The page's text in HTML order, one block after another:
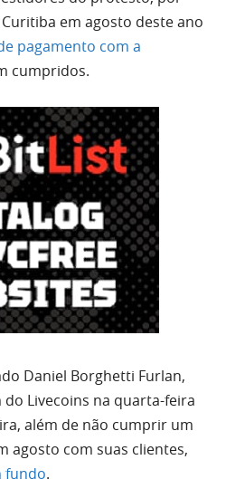
em agosto deste ano
pagamento com a
cumpridos.
Daniel Borghetti Furlan,
Livecoins na quarta-feira
além de não cumprir um
agosto com suas clientes,
fundo.